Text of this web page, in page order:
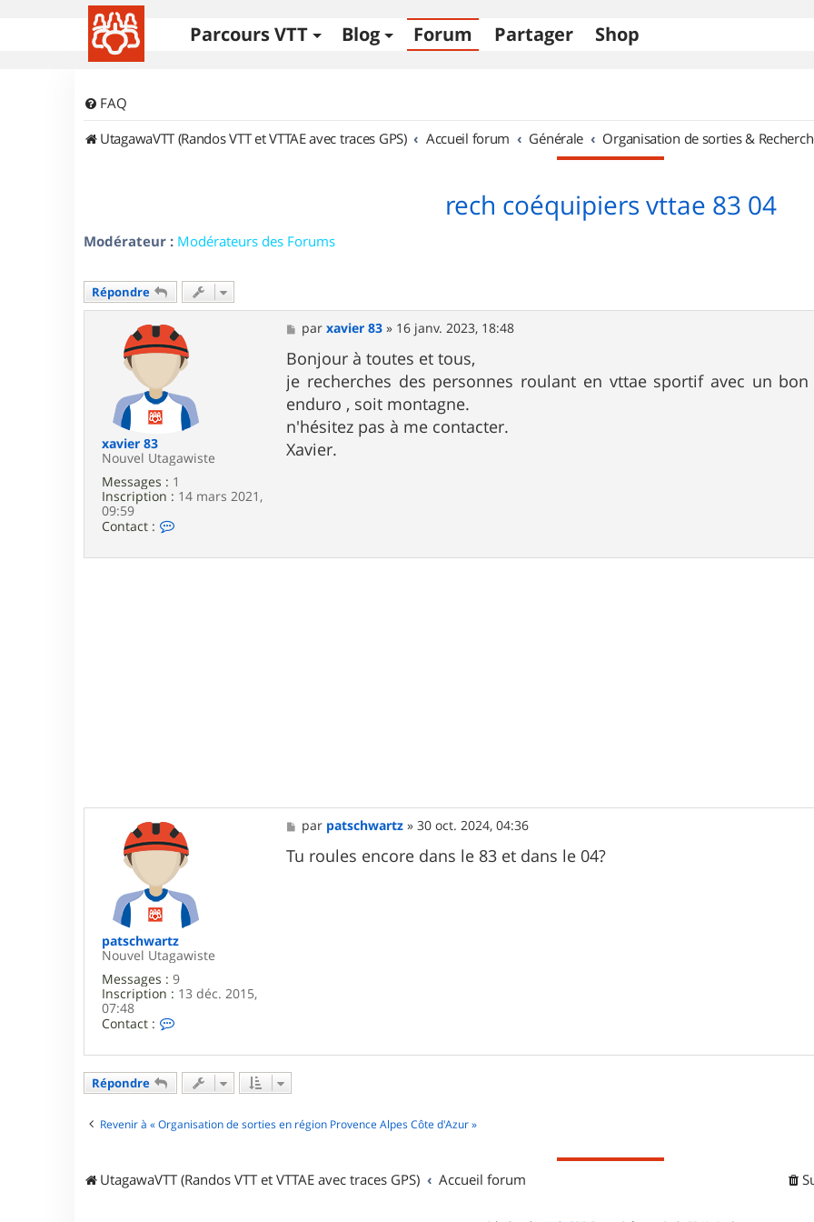
Parcours VTT Blog Forum Partager Shop
FAQ
UtagawaVTT (Randos VTT et VTTAE avec traces GPS)
Accueil forum Générale Organisation de sorties &
rech coéquipiers vttae 83 04
Modérateur : Modérateurs des Forums
Répondre
xavier 83
Nouvel Utagawiste
Messages : 1
Inscription : 14 mars 2021,
09:59
Contact :
M
e
s
s
a
g
e
parxavier 83 » 16 janv. 2023, 18:48
Bonjour à toutes et tous,
je recherches des personnes roulant en vttae sportif avec un
enduro , soit montagne.
n'hésitez pas à me contacter.
Xavier.
patschwartz
Nouvel Utagawiste
Messages : 9
Inscription : 13 déc. 2015,
07:48
Contact :
n
c
e
t
M
e
s
s
par patschwartz »30 oct. 2024, 04:36
Tu roules encore dans le 83 et dans le 04?
Répondre
Revenir à « Organisation de sorties en région Provence Alpes Côte d'Azur »
UtagawaVTT (Randos VTT et VTTAE avec traces GPS) Accueil forum